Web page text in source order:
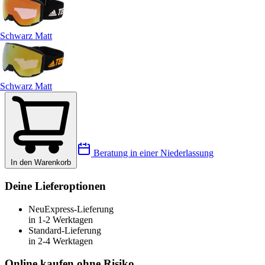
Schwarz Matt
Schwarz Matt
In den Warenkorb
Beratung in einer Niederlassung
Deine Lieferoptionen
NeuExpress-Lieferung
in 1-2 Werktagen
Standard-Lieferung
in 2-4 Werktagen